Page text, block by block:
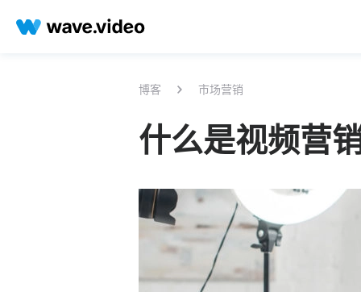
博客 市场营销
什么是视频营